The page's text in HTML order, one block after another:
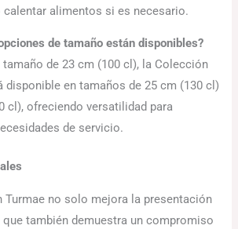
calentar alimentos si es necesario.
de tamaño están disponibles?
de 23 cm (100 cl), la Colección
disponible en tamaños de 25 cm (130 cl)
cl), ofreciendo versatilidad para
de servicio.
Turmae no solo mejora la presentación
también demuestra un compromiso